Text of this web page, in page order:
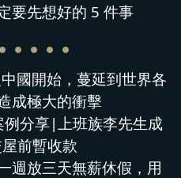
要先想好的 5 件事
國開始，蔓延到世界各
成極大的衝擊
分享|上班族李先生成
前暫收款
週放三天無薪休假，用